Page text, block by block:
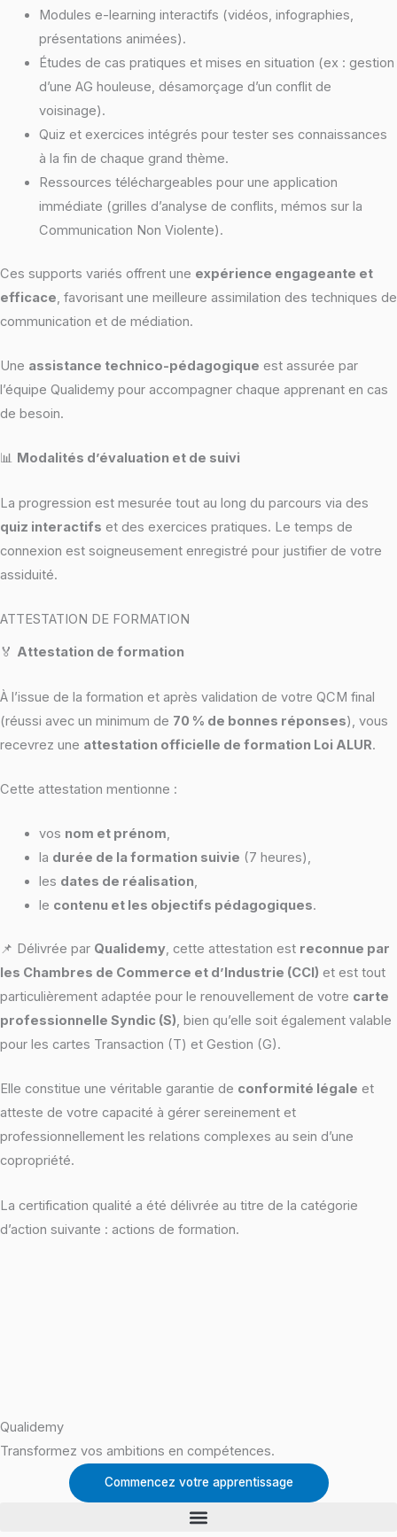
Modules e-learning interactifs (vidéos, infographies,
présentations animées).
Études de cas pratiques et mises en situation (ex : gestion
d’une AG houleuse, désamorçage d’un conflit de
voisinage).
Quiz et exercices intégrés pour tester ses connaissances
à la fin de chaque grand thème.
Ressources téléchargeables pour une application
immédiate (grilles d’analyse de conflits, mémos sur la
Communication Non Violente).
Ces supports variés offrent une expérience engageante et
efficace, favorisant une meilleure assimilation des techniques de
communication et de médiation.
Une assistance technico-pédagogique est assurée par
l’équipe Qualidemy pour accompagner chaque apprenant en cas
de besoin.
📊 Modalités d’évaluation et de suivi
La progression est mesurée tout au long du parcours via des
quiz interactifs et des exercices pratiques. Le temps de
connexion est soigneusement enregistré pour justifier de votre
assiduité.
ATTESTATION DE FORMATION
🏅 Attestation de formation
À l’issue de la formation et après validation de votre QCM final
(réussi avec un minimum de 70 % de bonnes réponses), vous
recevrez une attestation officielle de formation Loi ALUR.
Cette attestation mentionne :
vos nom et prénom,
la durée de la formation suivie (7 heures),
les dates de réalisation,
le contenu et les objectifs pédagogiques.
📌 Délivrée par Qualidemy, cette attestation est reconnue par
les Chambres de Commerce et d’Industrie (CCI) et est tout
particulièrement adaptée pour le renouvellement de votre carte
professionnelle Syndic (S), bien qu’elle soit également valable
pour les cartes Transaction (T) et Gestion (G).
Elle constitue une véritable garantie de conformité légale et
atteste de votre capacité à gérer sereinement et
professionnellement les relations complexes au sein d’une
copropriété.
La certification qualité a été délivrée au titre de la catégorie
d’action suivante : actions de formation.
Qualidemy
Transformez vos ambitions en compétences.
Commencez votre apprentissage